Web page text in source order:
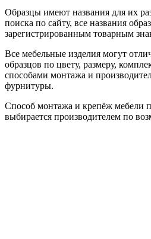
Образцы имеют названия для их
поиска по сайту, все названия
зарегистрированным товарным
Все мебельные изделия могут
образцов по цвету, размеру,
способами монтажа и
фурнитуры.
Способ монтажа и крепёж мебели
выбирается производителем по